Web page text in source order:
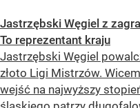
Jastrzębski Węgiel z
To reprezentant kraju
Jastrzębski Węgiel
złoto Ligi Mistrzów.
wejść na najwyższy